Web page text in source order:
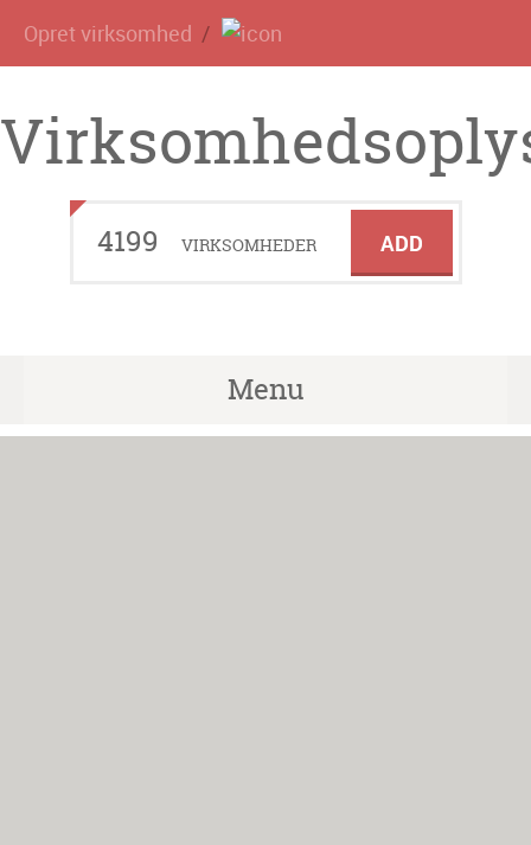
Opret virksomhed
4199 VIRKSOMHEDER ADD
Menu